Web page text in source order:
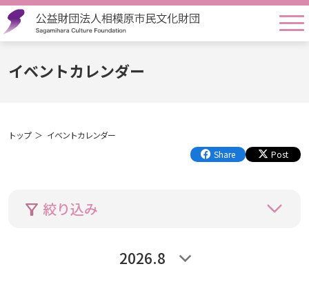
イベントカレンダー
トップ
イベントカレンダー
Share
Post
絞り込み
2026.8